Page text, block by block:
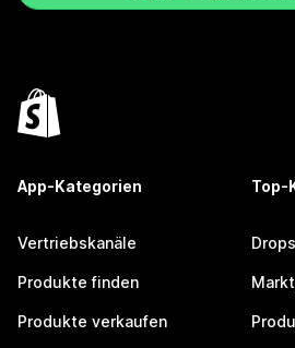
App-Kategorien
Vertriebskanäle
Produkte finden
Produkte verkaufen
Top-